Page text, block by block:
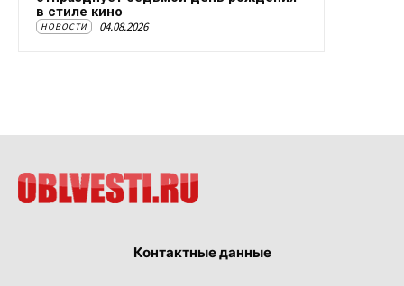
в стиле кино
НОВОСТИ 04.08.2026
Контактные данные